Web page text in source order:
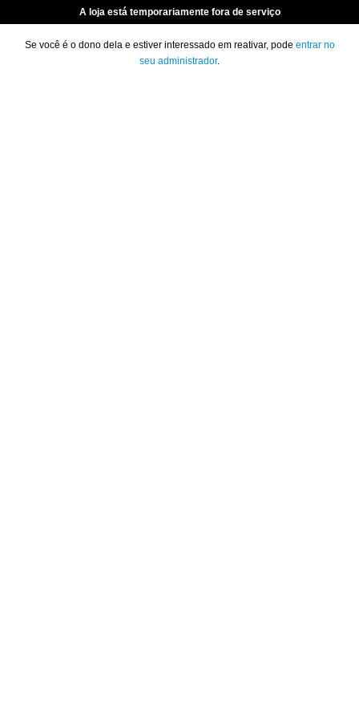
A loja está temporariamente fora de serviço
Se você é o dono dela e estiver interessado em reativar, pode entrar no
seu administrador.